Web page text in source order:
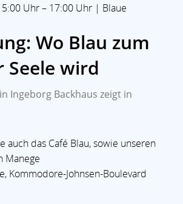
Uhr – 17:00 Uhr | Blaue
Wo Blau zum
Seele wird
Ingeborg Backhaus zeigt in
auch das Café Blau, sowie unseren
Manege
Kommodore-Johnsen-Boulevard